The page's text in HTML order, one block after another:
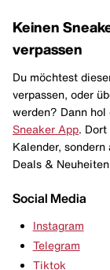
Keinen
verpassen
Du möchtest
verpassen, oder
werden? Dann
Sneaker App .
Kalender,
Deals &
Social Media
Instagram
Telegram
Tiktok